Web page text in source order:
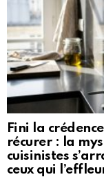
Fini la
récurer : la
cuisinistes
ceux qui